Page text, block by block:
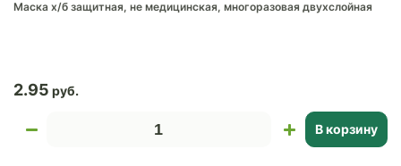
Маска х/б защитная, не медицинская, многоразовая двухслойная
2.95
В корзину